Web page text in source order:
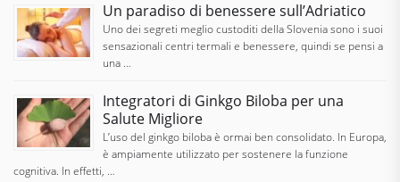
Un paradiso di benessere sull’Adriatico
Uno dei segreti meglio custoditi della Slovenia sono i suoi
sensazionali centri termali e benessere, quindi se pensi a
una …
Integratori di Ginkgo Biloba per una
Salute Migliore
L’uso del ginkgo biloba è ormai ben consolidato. In Europa,
è ampiamente utilizzato per sostenere la funzione
cognitiva. In effetti, …